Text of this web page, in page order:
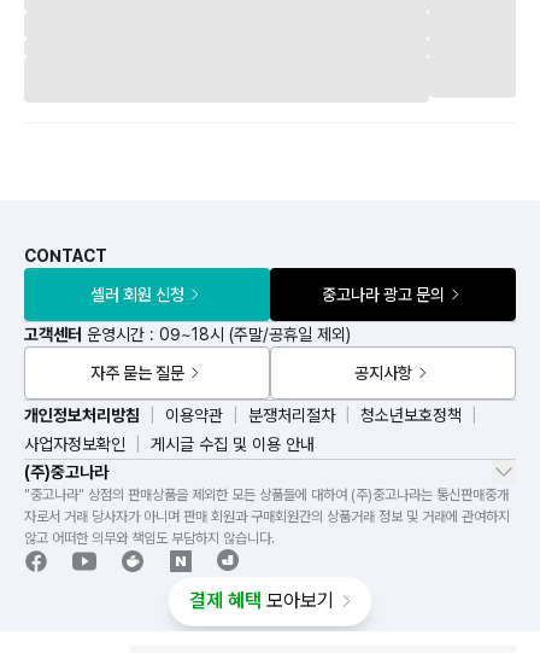
결제 혜택 모아보기
CONTACT
셀러 회원 신청
중고나라 광고 문의
고객센터 운영시간 : 09~18시 (주말/공휴일 제외)
자주 묻는 질문
공지사항
(주)중고나라
개인정보처리방침 이용약관 분쟁처리절차
청소년보호정책
사업자정보확인
게시글 수집 및 이용 안내
"중고나라" 상점의 판매상품을 제외한 모든 상품들에 대하여 (주)중고나라는 통신판매중개
자로서 거래 당사자가 아니며 판매 회원과 구매회원간의 상품거래 정보 및 거래에 관여하지
않고 어떠한 의무와 책임도 부담하지 않습니다.